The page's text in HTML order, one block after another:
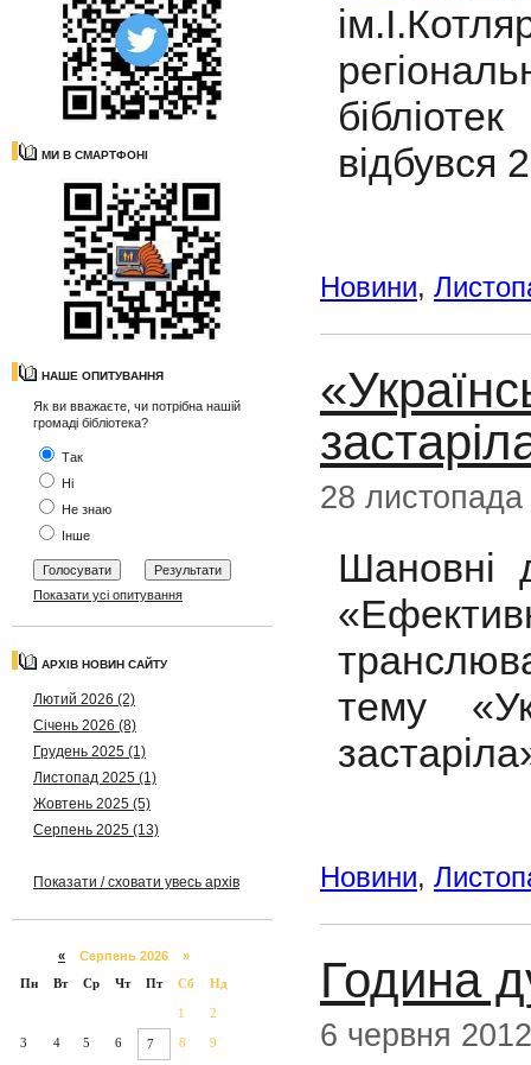
МИ В СМАРТФОНІ
НАШЕ ОПИТУВАННЯ
Як ви вважаєте, чи потрібна нашій
громаді бібліотека?
Так
Ні
Не знаю
Інше
Показати усі опитування
АРХІВ НОВИН САЙТУ
Лютий 2026 (2)
Січень 2026 (8)
Грудень 2025 (1)
Листопад 2025 (1)
Жовтень 2025 (5)
Серпень 2025 (13)
Показати / сховати увесь архів
« Серпень 2026 »
Пн
Вт Ср Чт Пт Сб Нд
1 2
3 4 5 6 7 8 9
відбувся
Новини,
28
Шановні
тему
Новини,
Година
6 червня 2012